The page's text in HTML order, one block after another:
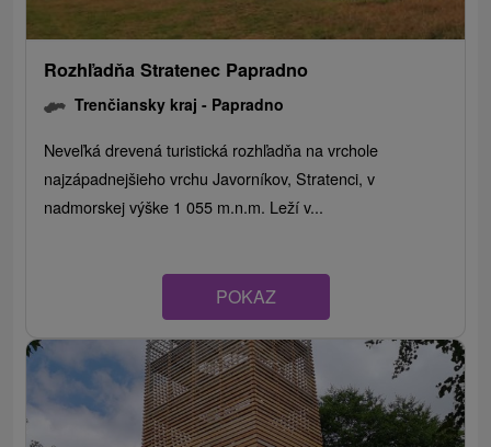
Rozhľadňa Stratenec Papradno
Trenčiansky kraj - Papradno
Neveľká drevená turistická rozhľadňa na vrchole
najzápadnejšieho vrchu Javorníkov, Stratenci, v
nadmorskej výške 1 055 m.n.m. Leží v...
POKAZ